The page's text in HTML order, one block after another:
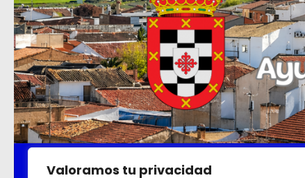
Valoramos tu privacidad
Turismo